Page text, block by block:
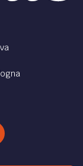
per le
UN